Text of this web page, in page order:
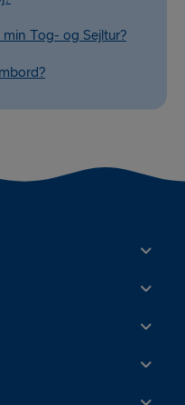
Tog- og Sejltur?